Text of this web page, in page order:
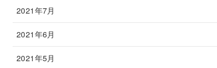
2021年7月
2021年6月
2021年5月